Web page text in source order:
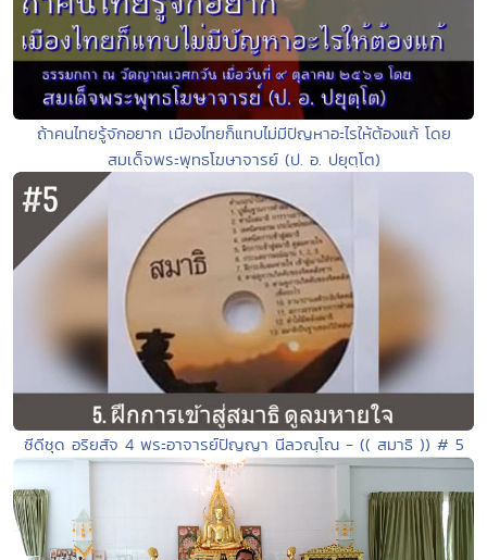
ถ้าคนไทยรู้จักอยาก เมืองไทยก็แทบไม่มีปัญหาอะไรให้ต้องแก้ โดย
สมเด็จพระพุทธโฆษาจารย์ (ป. อ. ปยุตฺโต)
ซีดีชุด อริยสัจ 4 พระอาจารย์ปัญญา นีลวณฺโณ - (( สมาธิ )) # 5